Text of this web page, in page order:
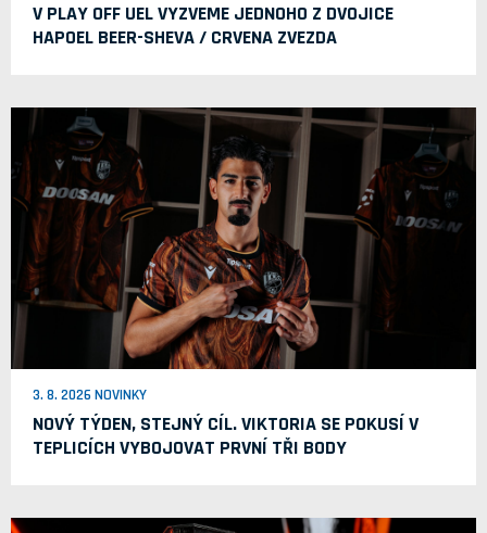
V PLAY OFF UEL VYZVEME JEDNOHO Z DVOJICE
HAPOEL BEER-SHEVA / CRVENA ZVEZDA
3. 8. 2026 NOVINKY
NOVÝ TÝDEN, STEJNÝ CÍL. VIKTORIA SE POKUSÍ V
TEPLICÍCH VYBOJOVAT PRVNÍ TŘI BODY